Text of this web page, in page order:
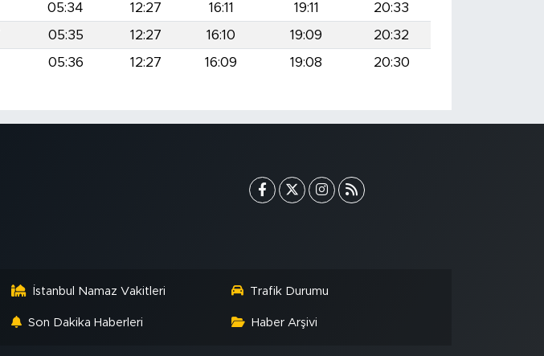
05:34 12:27 16:11 19:11
20:33
05:35 12:27 16:10 19:09
20:32
05:36 12:27 16:09 19:08 20:30
İstanbul Namaz Vakitleri Trafik Durumu
Son Dakika Haberleri Haber Arşivi